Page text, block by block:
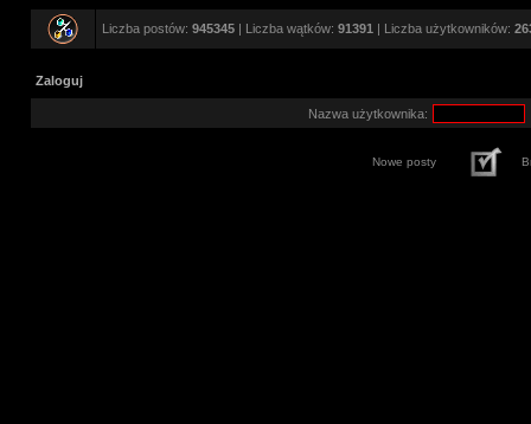
Liczba postów: 945345 | Liczba wątków: 91391 | Liczba użytkowników:
Zaloguj
Nazwa użytkownika:
Nowe posty